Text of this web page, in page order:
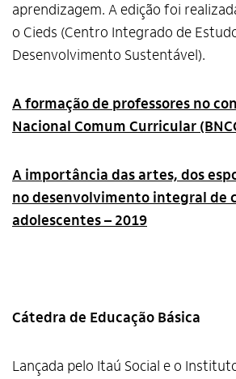
aprendizagem. A edição foi
o Cieds (Centro Integrado de
Desenvolvimento Sustentável).
A formação de professores no
Nacional Comum Curricular
A importância das artes, dos
no desenvolvimento integral de
adolescentes – 2019
Cátedra de Educação Básica
Lançada pelo Itaú Social e o